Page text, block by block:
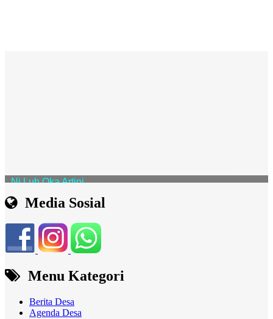
Media Sosial
Menu Kategori
Berita Desa
Agenda Desa